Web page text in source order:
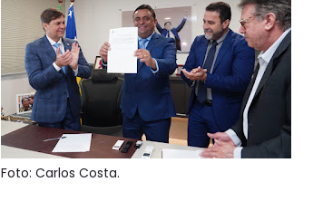
Foto: Carlos Costa.